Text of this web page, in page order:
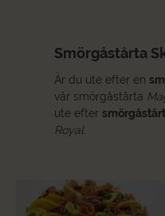
Smörgåstårta
Är du ute efter en
vår smörgåstårta
ute efter
Royal